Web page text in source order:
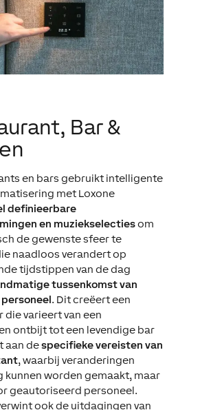
Bar &
en bars gebruikt intelligente
met Loxone
definieerbare
en muziekselectiesom
de gewenste sfeer te
naadloos verandert op
tijdstippen van de dag
tussenkomst van
. Dit creëert een
die varieert van een
ontbijt tot een levendige bar
aan despecifieke vereisten van
, waarbij veranderingen
kunnen worden gemaakt, maar
geautoriseerd personeel.
ook de uitdagingen van